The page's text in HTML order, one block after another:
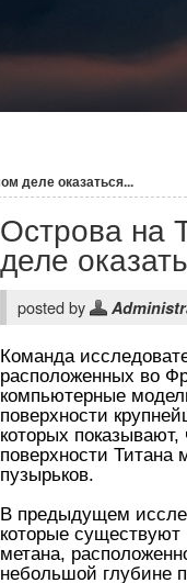
деле оказаться...
Острова на
деле
posted by
Команда
расположенных во
компьютерные
поверхности
которых показывают,
поверхности Титана
пузырьков.
В предыдущем
которые существуют
метана,
небольшой глубине